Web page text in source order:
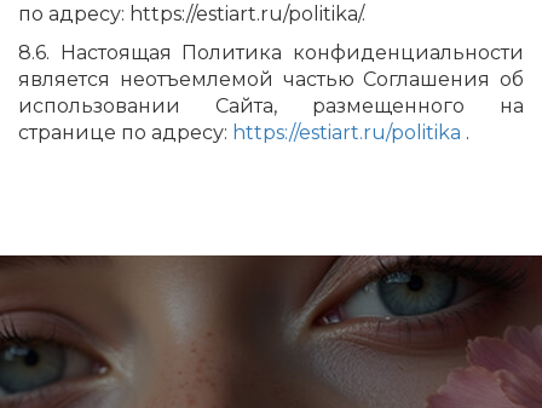
по адресу: https://estiart.ru/politika/.
8.6. Настоящая Политика конфиденциальности
является неотъемлемой частью Соглашения об
использовании Сайта, размещенного на
странице по адресу: https://estiart.ru/politika .